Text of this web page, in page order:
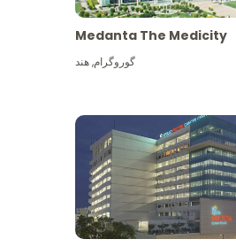
Medanta The Medicity
گوروگرام,هند